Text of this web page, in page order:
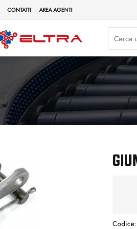
CONTATTI AREA AGENTI
Codice: